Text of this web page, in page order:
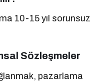
10-15 yıl sorunsuz
Sözleşmeler
pazarlama